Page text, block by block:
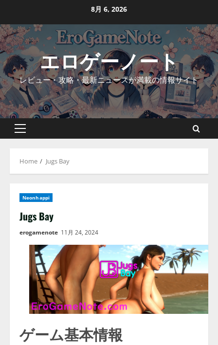
content
8月 6, 2026
エロゲーノート
レビュー・攻略・最新ニュースが満載の情報サイト
Primary
Home Jugs Bay
Neonhappi
Jugs Bay
erogamenote 11月 24, 2024
ゲーム基本情報